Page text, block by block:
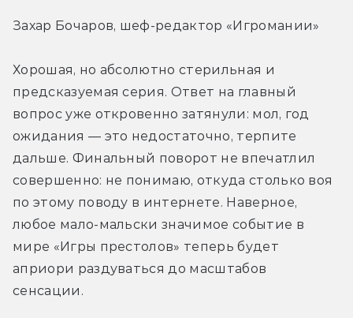
Захар Бочаров, шеф-редактор «Игромании»
Хорошая, но абсолютно стерильная и
предсказуемая серия. Ответ на главный
вопрос уже откровенно затянули: мол, год
ожидания — это недостаточно, терпите
дальше. Финальный поворот не впечатлил
совершенно: не понимаю, откуда столько воя
по этому поводу в интернете. Наверное,
любое мало-мальски значимое событие в
мире «Игры престолов» теперь будет
априори раздуваться до масштабов
сенсации.